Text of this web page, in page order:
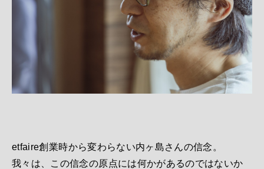
etfaire創業時から変わらない内ヶ島さんの信念。
我々は、この信念の原点には何かがあるのではないか